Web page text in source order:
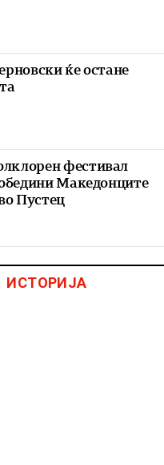
ќе остане
фестивал
Македонците
Пустец
ИСТОРИЈА